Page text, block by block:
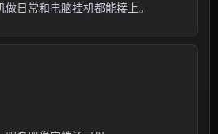
日常和电脑挂机都能接上。